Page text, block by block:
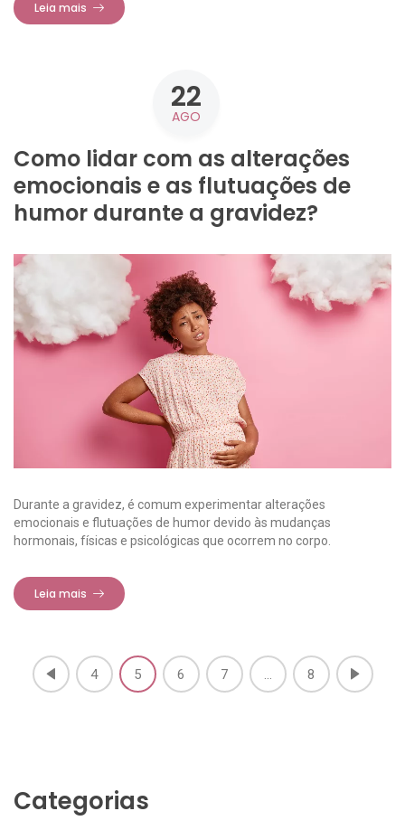
Leia mais
22
AGO
Como lidar com as alterações
emocionais e as flutuações de
humor durante a gravidez?
Durante a gravidez, é comum experimentar alterações
emocionais e flutuações de humor devido às mudanças
hormonais, físicas e psicológicas que ocorrem no corpo.
Leia mais
4 5 6 7 8
Categorias